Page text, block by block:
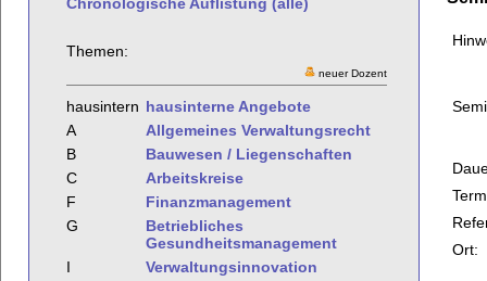
Themen:
neuer Dozent
hausintern hausinterne Angebote
A
Allgemeines Verwaltungsrecht
B
Bauwesen / Liegenschaften
C
Arbeitskreise
F
Finanzmanagement
G
Betriebliches
Gesundheitsmanagement
I
Verwaltungsinnovation
Ort: